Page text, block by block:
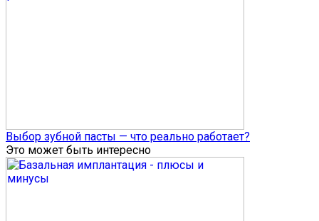
Выбор зубной пасты — что реально работает?
Это может быть интересно